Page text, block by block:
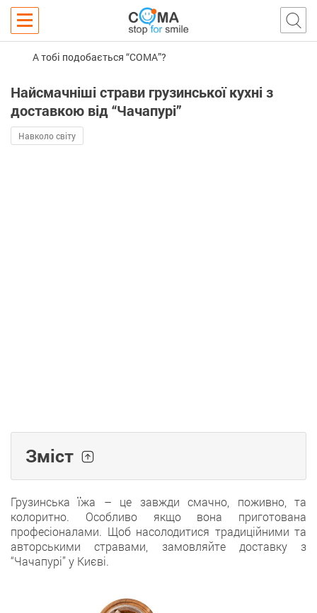
А тобі подобається “COMA”?
Найсмачніші страви грузинської кухні з
доставкою від “Чачапурі”
Навколо світу
Зміст
Грузинська їжа – це завжди смачно, поживно, та
колоритно. Особливо якщо вона приготована
професіоналами. Щоб насолодитися традиційними та
авторськими стравами, замовляйте доставку з
“Чачапурі” у Києві.